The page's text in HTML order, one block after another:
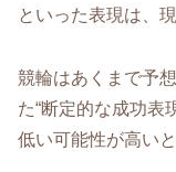
といった表現は、
競輪はあくまで予
た“断定的な成功表
低い可能性が高いと